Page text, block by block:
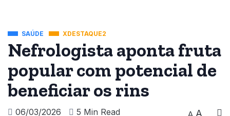
SAÚDE XDESTAQUE2
Nefrologista aponta fruta
popular com potencial de
beneficiar os rins
06/03/2026 5 Min Read A